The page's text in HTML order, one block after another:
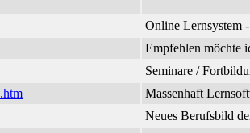
Online Lernsystem
Empfehlen möchte
Seminare /
Massenhaft
Neues Berufsbild